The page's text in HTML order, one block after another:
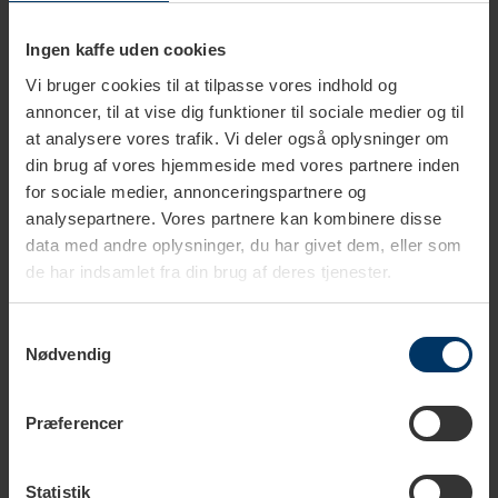
Ingen kaffe uden cookies
Vi bruger cookies til at tilpasse vores indhold og
annoncer, til at vise dig funktioner til sociale medier og til
at analysere vores trafik. Vi deler også oplysninger om
din brug af vores hjemmeside med vores partnere inden
for sociale medier, annonceringspartnere og
analysepartnere. Vores partnere kan kombinere disse
data med andre oplysninger, du har givet dem, eller som
de har indsamlet fra din brug af deres tjenester.
Nødvendig
Præferencer
Statistik
beder selv om rensetabletten, når den trænger. Maskinen
renses ved at tilføje tabletten og lade maskinen udføre dens
automatiske renseprogram. Afhængig af den enkelte model,
skal rensepillerne bruges efter ca. 200 kopper eller 80
switch-on rinses.
Originalt plejemiddel
Disse rensetabletter er et originalt Jura produkt. Rigtig Kaffe
anbefaler altid du bruger originale plejemidler til din
espressomaskine, for at beholde maskinens garanti og
forlænge levetiden.
Effektiv rengøring – langvarig beskyttelse
I kombination med det integrerede, elektronisk styrede